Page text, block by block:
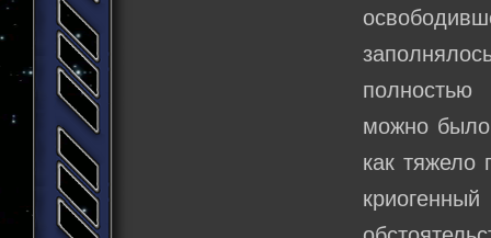
полностью
можно
как тяжело